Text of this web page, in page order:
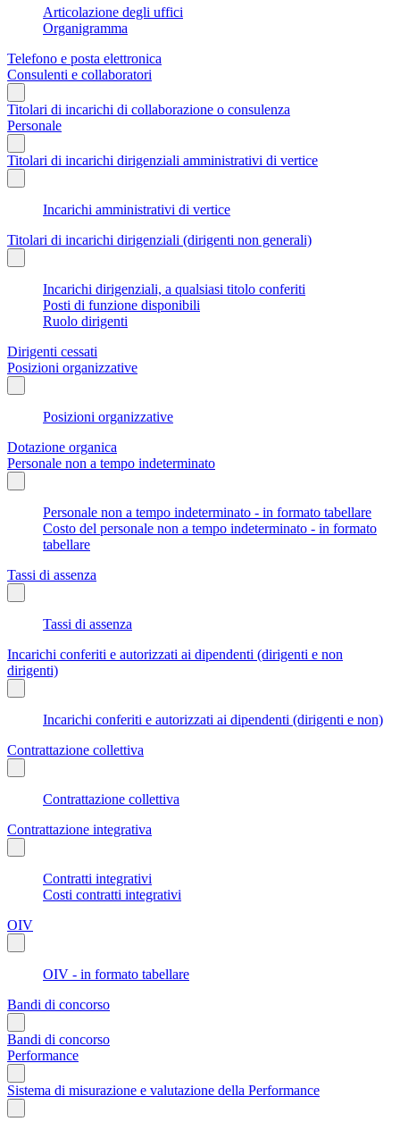
Articolazione degli uffici
Organigramma
Telefono e posta elettronica
Consulenti e collaboratori
Titolari di incarichi di collaborazione o consulenza
Personale
Titolari di incarichi dirigenziali amministrativi di vertice
Incarichi amministrativi di vertice
Titolari di incarichi dirigenziali (dirigenti non generali)
Incarichi dirigenziali, a qualsiasi titolo conferiti
Posti di funzione disponibili
Ruolo dirigenti
Dirigenti cessati
Posizioni organizzative
Posizioni organizzative
Dotazione organica
Personale non a tempo indeterminato
Personale non a tempo indeterminato - in formato tabellare
Costo del personale non a tempo indeterminato - in formato
tabellare
Tassi di assenza
Tassi di assenza
Incarichi conferiti e autorizzati ai dipendenti (dirigenti e non
dirigenti)
Incarichi conferiti e autorizzati ai dipendenti (dirigenti e non)
Contrattazione collettiva
Contrattazione collettiva
Contrattazione integrativa
Contratti integrativi
Costi contratti integrativi
OIV
OIV - in formato tabellare
Bandi di concorso
Bandi di concorso
Performance
Sistema di misurazione e valutazione della Performance